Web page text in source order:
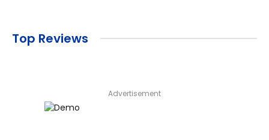
Top Reviews
Advertisement